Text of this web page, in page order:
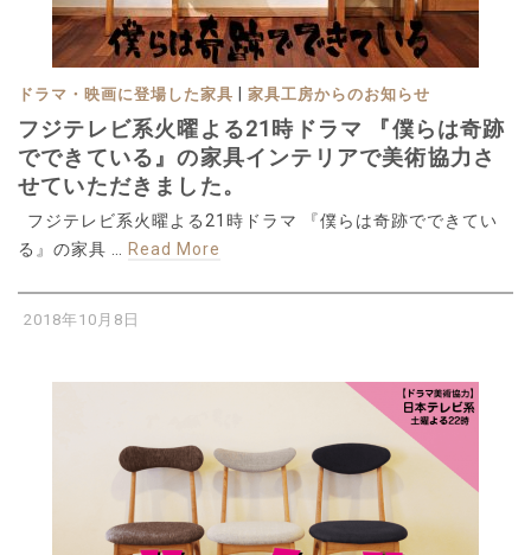
ドラマ・映画に登場した家具 家具工房からのお知らせ
フジテレビ系火曜よる21時ドラマ 『僕らは奇跡
でできている』の家具インテリアで美術協力さ
せていただきました。
フジテレビ系火曜よる21時ドラマ 『僕らは奇跡でできてい
る』の家具 …
Read More
2018年10月8日